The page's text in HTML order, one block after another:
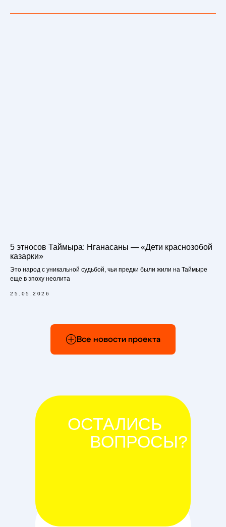
5 этносов Таймыра: Нганасаны — «Дети краснозобой
казарки»
Это народ с уникальной судьбой, чьи предки были жили на Таймыре
еще в эпоху неолита
25.05.2026
Все новости проекта
ВОПРОСЫ?
ОСТАЛИСЬ